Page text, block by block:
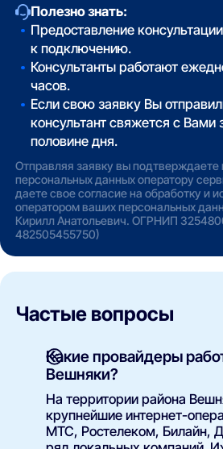
Полезно знать:
Предоставление
к подключению.
Консультанты работают
часов.
Если свою заявку Вы
консультант свяжется с Вами
половине дня.
Отправляя заявку вы подтверждаете
персональных данных оператору
даете свое согласие на обработку и
оператором ваших персональных
Кирилл Анатольевич. ОГРНИП
482505455750)
Частые вопросы
Какие провайдеры
Вешняки?
На территории района
крупнейшие интернет-
МТС, Ростелеком, Билайн,